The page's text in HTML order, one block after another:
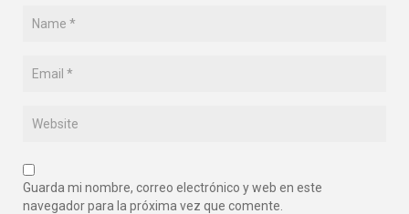
Guarda mi nombre, correo electrónico y web en este
navegador para la próxima vez que comente.